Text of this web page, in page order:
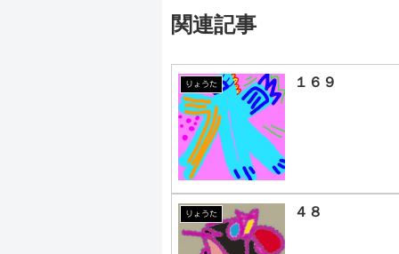
関連記事
りょうた １６９
りょうた ４８